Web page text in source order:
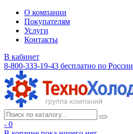
О компании
Покупателям
Услуги
Контакты
В кабинет
8-800-333-19-43 бесплатно по России
- 0